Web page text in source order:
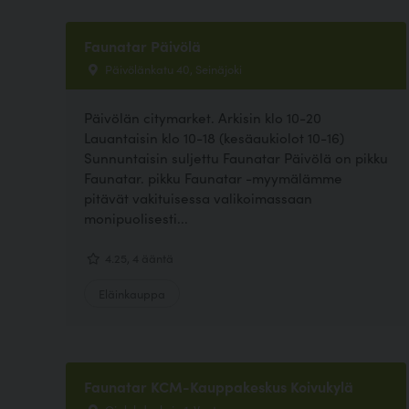
Faunatar Päivölä
Päivölänkatu 40, Seinäjoki
Päivölän citymarket. Arkisin klo 10-20
Lauantaisin klo 10-18 (kesäaukiolot 10-16)
Sunnuntaisin suljettu Faunatar Päivölä on pikku
Faunatar. pikku Faunatar -myymälämme
pitävät vakituisessa valikoimassaan
monipuolisesti...
Faunatar KCM-Kauppakeskus Koivukylä